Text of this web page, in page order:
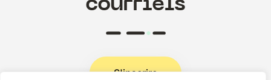
S'inscrire